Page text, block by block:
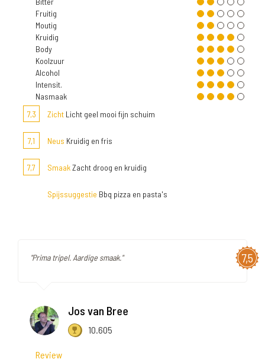
Fruitig
Moutig
Kruidig
Body
Koolzuur
Alcohol
Intensit.
Nasmaak
7,3
Zicht Licht geel mooi fijn schuim
7,1 Neus Kruidig en fris
7,7 SmaakZacht droog en kruidig
Spijssuggestie Bbq pizza en pasta's
7,5
"Prima tripel. Aardige smaak."
Jos van Bree
10.605
Review